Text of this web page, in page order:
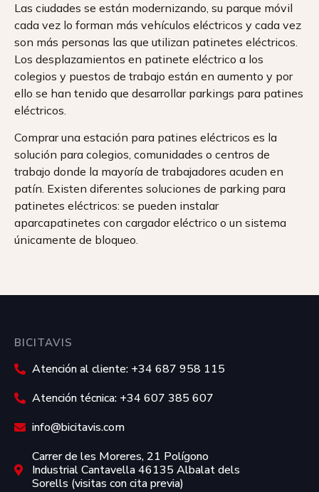
Las ciudades se están modernizando, su parque móvil
cada vez lo forman más vehículos eléctricos y cada vez
son más personas las que utilizan patinetes eléctricos.
Los desplazamientos en patinete eléctrico a los
colegios y puestos de trabajo están en aumento y por
ello se han tenido que desarrollar parkings para patines
eléctricos.
Comprar una estación para patines eléctricos es la
solución para colegios, comunidades o centros de
trabajo donde la mayoría de trabajadores acuden en
patín. Existen diferentes soluciones de parking para
patinetes eléctricos: se pueden instalar
aparcapatinetes con cargador eléctrico o un sistema
únicamente de bloqueo.
BICITAVIS
Atención al cliente: +34 687 958 115
Atención técnica: +34 607 385 607
info@bicitavis.com
Carrer de les Moreres, 21 Polígono
Industrial Cantavella 46135 Albalat dels
Sorells (visitas con cita previa)